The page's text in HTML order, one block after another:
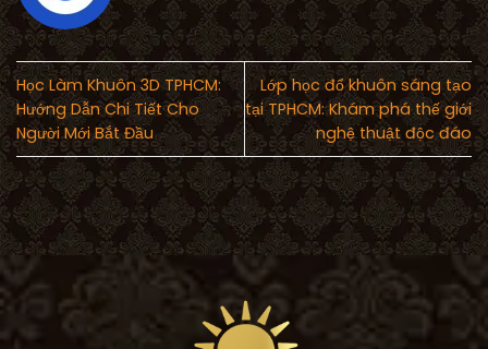
Học Làm Khuôn 3D TPHCM:
Hướng Dẫn Chi Tiết Cho
Người Mới Bắt Đầu
Lớp học đổ khuôn sáng tạo
tại TPHCM: Khám phá thế giới
nghệ thuật độc đáo